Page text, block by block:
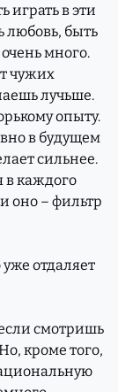
играть в эти
любовь, быть
много.
чужих
лучьше.
опыту.
в будущем
сильнее.
в каждого
оно – фильтр
отдаляет
смотришь
кроме того,